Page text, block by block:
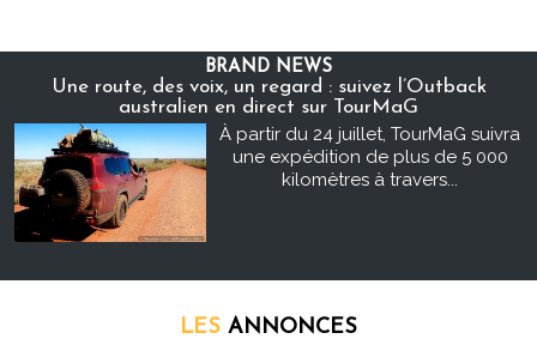
BRAND NEWS
Une route, des voix, un regard : suivez l’Outback
australien en direct sur TourMaG
À partir du 24 juillet, TourMaG suivra
une expédition de plus de 5 000
kilomètres à travers...
LES ANNONCES